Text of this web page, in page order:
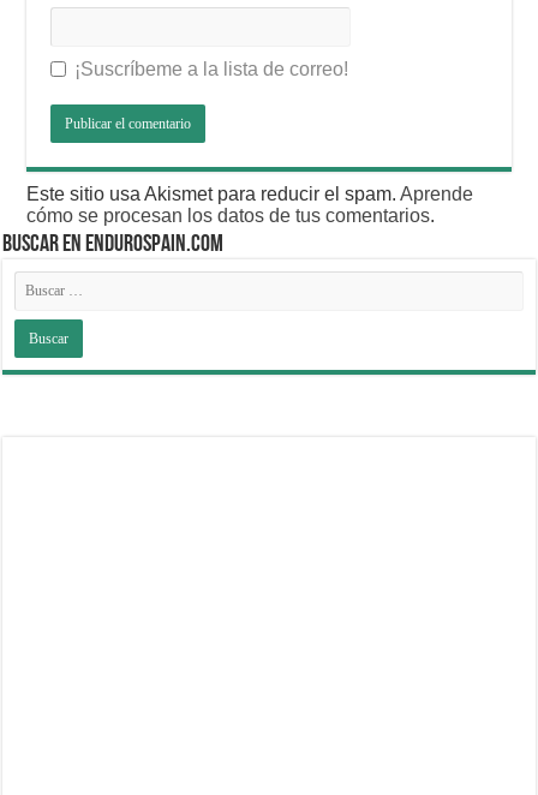
¡Suscríbeme a la lista de correo!
Este sitio usa Akismet para reducir el spam.Aprende
cómo se procesan los datos de tus comentarios.
BUSCAR EN ENDUROSPAIN.COM